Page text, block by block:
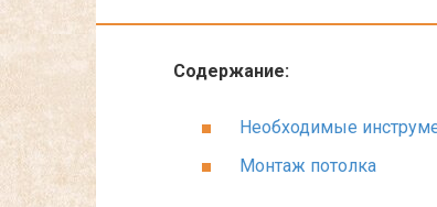
Содержание:
Необходимые
Монтаж потолка